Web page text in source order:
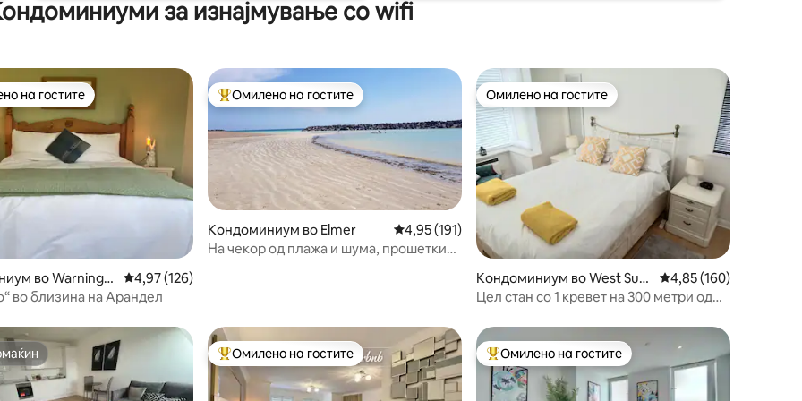
за изнајмување со wifi
5, 237 рецензии
„Омилени на гостите“
на гостите
во Warningc
Просечна оцена: 4,97 од 5, 126 рецензии
4,97 (126)
во близина на Арандел
Меѓу најуспешните „Омилени на гостите“
Омилено на гостите
Кондоминиум во Elmer Просечна оцена: 4,95 од 5, 191 рецензии
4,95 (191)
На чекор од плажа и шума, прошетки
Омилено на гостите
Омилено на гостите
Кондоминиум во West Suss
ex
Просечна оцена: 4,85
4,85 (160)
Цел стан со 1 кревет на 300 метри од
Меѓу најуспешните „Омилени на гостите“
Омилено на гостите Меѓу најуспешните „Омилени на гостите“
Омилено на гостите